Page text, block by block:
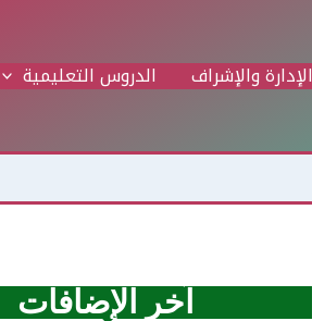
الإدارة والإشراف الدروس التعليمية
آخر الإضافات